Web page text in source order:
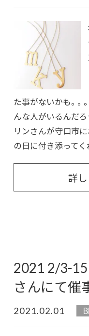
た事がないかも。。
んな人がいるんだ
リンさんが守口市
の日に付き添ってく
詳
2021 2/3-
さんにて催
2021.02.01